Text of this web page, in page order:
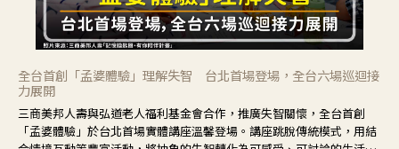
全台首創「孟婆體驗」理解失智 台北首場登場，全台六場巡迴接
力展開
三商美邦人壽與弘道老人福利基金會合作，推廣失智關懷，全台首創
「孟婆體驗」於台北首場實體講座溫馨登場。講座跳脫傳統模式，用結